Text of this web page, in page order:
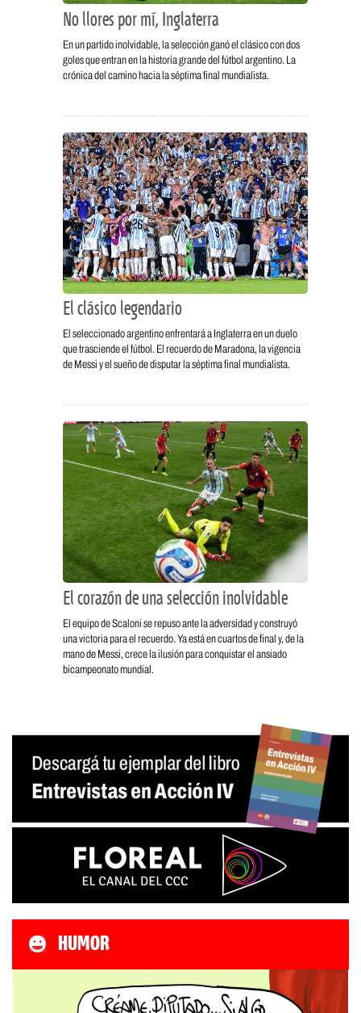
No llores por mí, Inglaterra
En un partido inolvidable, la selección ganó el clásico con dos
goles que entran en la historia grande del fútbol argentino. La
crónica del camino hacia la séptima final mundialista.
El clásico legendario
El seleccionado argentino enfrentará a Inglaterra en un duelo
que trasciende el fútbol. El recuerdo de Maradona, la vigencia
de Messi y el sueño de disputar la séptima final mundialista.
El corazón de una selección inolvidable
El equipo de Scaloni se repuso ante la adversidad y construyó
una victoria para el recuerdo. Ya está en cuartos de final y, de la
mano de Messi, crece la ilusión para conquistar el ansiado
bicampeonato mundial.
HUMOR